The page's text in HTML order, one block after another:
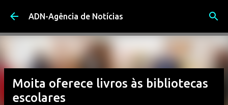
Avançar para o conteúdo principal
ADN-Agência de Notícias
Moita oferece livros às bibliotecas
escolares